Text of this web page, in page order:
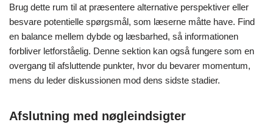
Brug dette rum til at præsentere alternative perspektiver eller
besvare potentielle spørgsmål, som læserne måtte have. Find
en balance mellem dybde og læsbarhed, så informationen
forbliver letforståelig. Denne sektion kan også fungere som en
overgang til afsluttende punkter, hvor du bevarer momentum,
mens du leder diskussionen mod dens sidste stadier.
Afslutning med nøgleindsigter